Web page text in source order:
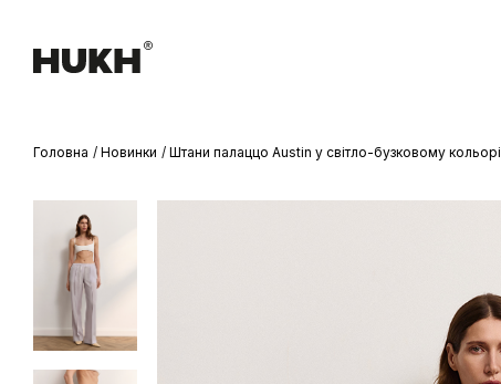
Головна Новинки Штани палаццо Austin у світло-бузковому кольорі